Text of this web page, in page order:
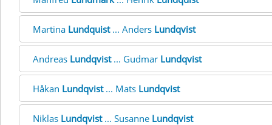
Martina Lundquist... Anders Lundqvist
Andreas Lundqvist... Gudmar Lundqvist
Håkan Lundqvist... Mats Lundqvist
Niklas Lundqvist... Susanne Lundqvist